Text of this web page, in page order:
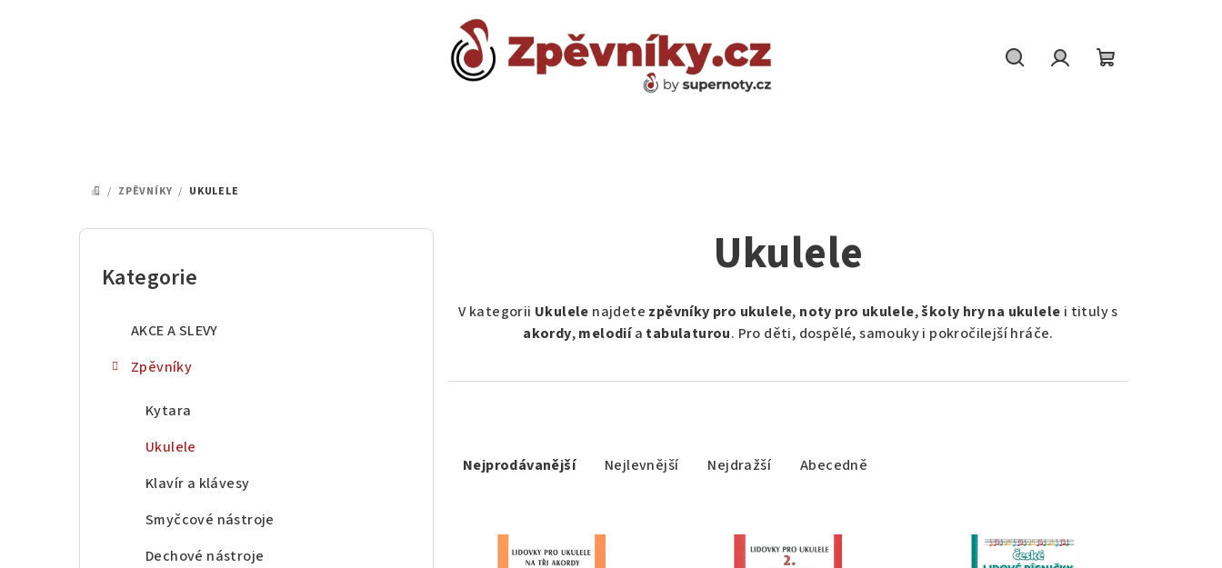
DOMŮ
/ ZPĚVNÍKY / UKULELE
P
Přeskočit
Kategorie
AKCE A SLEVY
Zpěvníky
Kytara
Ukulele
Klavír a klávesy
Smyčcové nástroje
Dechové nástroje
Ukulele
V kategorii Ukulele najdete zpěvníky pro ukulele, noty pro ukulele,školy hry na ukulele i tituly s
akordy,melodiía tabulaturou. Pro děti, dospělé, samouky i pokročilejší hráče.
aNejprodávanější Nejlevnější Nejdražší Abecedně